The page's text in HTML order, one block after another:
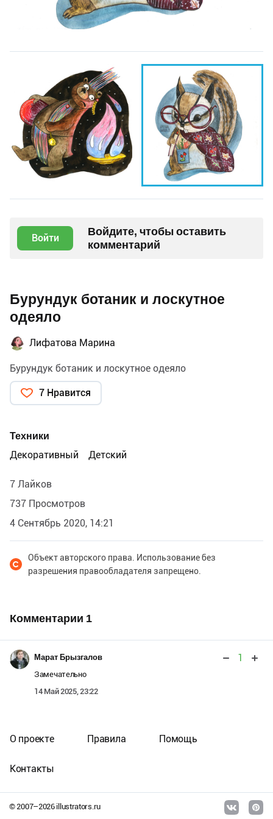
Войти
Войдите, чтобы оставить
комментарий
Бурундук ботаник и лоскутное
одеяло
Лифатова Марина
Бурундук ботаник и лоскутное одеяло
7 Нравится
Техники
Декоративный
Детский
7 Лайков
737 Просмотров
4 Сентябрь 2020, 14:21
Объект авторского права. Использование без
разрешения правообладателя запрещено.
Комментарии 1
Марат Брызгалов 1
Замечательно
14 Май 2025, 23:22
© 2007–2026illustrators.ru
О проекте Правила Помощь
Контакты